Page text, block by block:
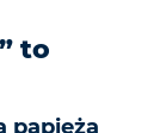
to
papieża